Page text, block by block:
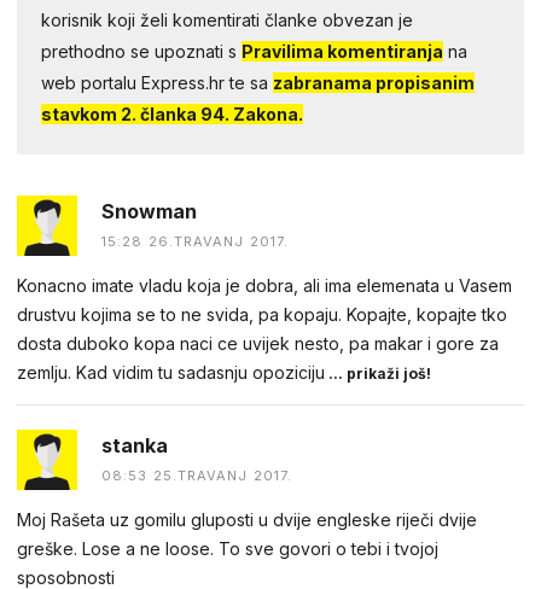
korisnik koji želi komentirati članke obvezan je
prethodno se upoznati s Pravilima komentiranja na
web portalu Express.hr te sa zabranama propisanim
stavkom 2. članka 94. Zakona.
Snowman
15:28 26.TRAVANJ 2017.
Konacno imate vladu koja je dobra, ali ima elemenata u Vasem
drustvu kojima se to ne svida, pa kopaju. Kopajte, kopajte tko
dosta duboko kopa naci ce uvijek nesto, pa makar i gore za
zemlju. Kad vidim tu sadasnju opoziciju ... prikaži još!
stanka
08:53 25.TRAVANJ 2017.
Moj Rašeta uz gomilu gluposti u dvije engleske riječi dvije
greške. Lose a ne loose. To sve govori o tebi i tvojoj
sposobnosti